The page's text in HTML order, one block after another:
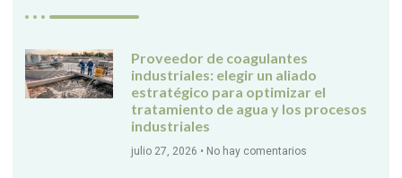
Proveedor de coagulantes
industriales: elegir un aliado
estratégico para optimizar el
tratamiento de agua y los procesos
industriales
julio 27, 2026 No hay comentarios